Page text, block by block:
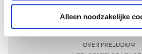
Alleen noodzakelijke
Meer
OVER PRELUDIUM